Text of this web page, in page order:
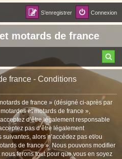
Connexion
S’enregistrer
motards de france
e
c
france - Conditions
de france » (désigné ci-après par
et motards de france »,
d’être légalement responsable
pas d’être légalement
alors n’accédez pas et/ou
de france ». Nous pouvons modifier
ferons tout pour que vous en soyez